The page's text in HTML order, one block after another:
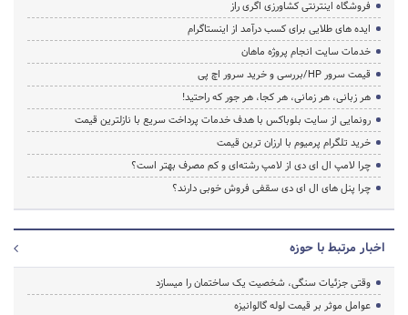
فروشگاه اینترنتی کشاورزی اگری راز
ایده های طلایی برای کسب درآمد از اینستاگرام
خدمات سایت انجام پروژه ماهان
قیمت سرور HP/بررسی و خرید سرور اچ پی
هر زبانی، هر زمانی، هر کجا، هر جور که راحتید!
رونمایی از سایت بلوباکس با هدف خدمات پرداخت سریع با نازلترین قیمت
خرید تلگرام پرمیوم با ارزان ترین قیمت
چرا لامپ ال ای دی از لامپ رشته‌ای و کم مصرف بهتر است؟
چرا پنل های ال ای دی سقفی فروش خوبی دارند؟
اخبار مرتبط با حوزه
وقتی جزئیات سنگی، شخصیت یک ساختمان را میسازد
عوامل موثر بر قیمت لوله گالوانیزه